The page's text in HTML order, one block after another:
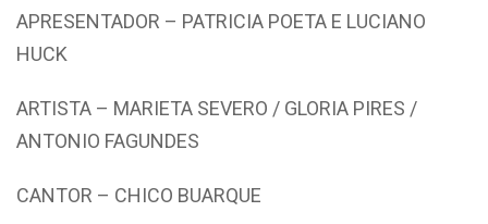
APRESENTADOR – PATRICIA POETA E LUCIANO
HUCK
ARTISTA – MARIETA SEVERO / GLORIA PIRES /
ANTONIO FAGUNDES
CANTOR – CHICO BUARQUE